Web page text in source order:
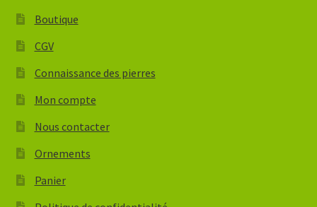
Boutique
CGV
Connaissance des pierres
Mon compte
Nous contacter
Ornements
Panier